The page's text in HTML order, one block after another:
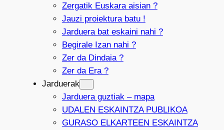
Zergatik Euskara aisian ?
Jauzi proiektura batu !
Jarduera bat eskaini nahi ?
Begirale Izan nahi ?
Zer da Dindaia ?
Zer da Era ?
Jarduerak
Jarduera guztiak – mapa
UDALEN ESKAINTZA PUBLIKOA
GURASO ELKARTEEN ESKAINTZA